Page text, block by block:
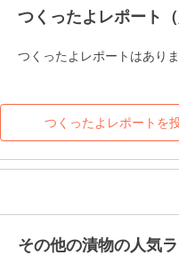
つくったよレポート（
つくったよレポートはあり
つくったよレポートを
その他の漬物の人気